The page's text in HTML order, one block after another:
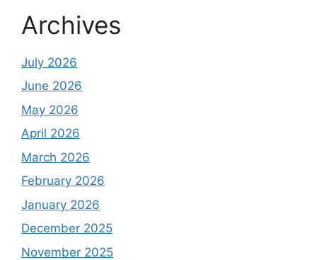
Archives
July 2026
June 2026
May 2026
April 2026
March 2026
February 2026
January 2026
December 2025
November 2025